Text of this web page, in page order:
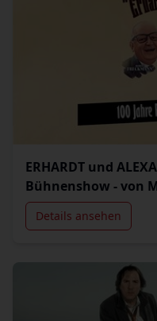
ERHARDT und
Bühnenshow - von
Details ansehen